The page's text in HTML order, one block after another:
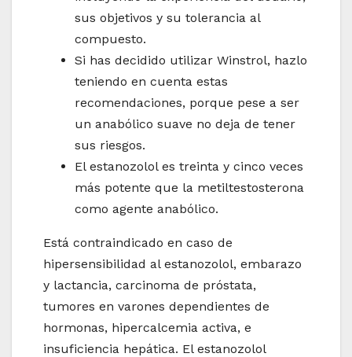
sus objetivos y su tolerancia al
compuesto.
Si has decidido utilizar Winstrol, hazlo
teniendo en cuenta estas
recomendaciones, porque pese a ser
un anabólico suave no deja de tener
sus riesgos.
El estanozolol es treinta y cinco veces
más potente que la metiltestosterona
como agente anabólico.
Está contraindicado en caso de
hipersensibilidad al estanozolol, embarazo
y lactancia, carcinoma de próstata,
tumores en varones dependientes de
hormonas, hipercalcemia activa, e
insuficiencia hepática. El estanozolol